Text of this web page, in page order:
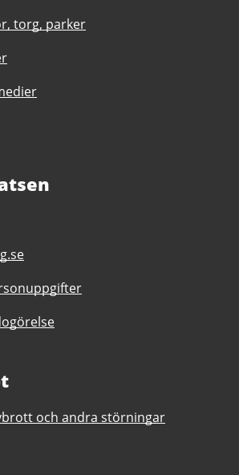
torg, parker
och andra störningar